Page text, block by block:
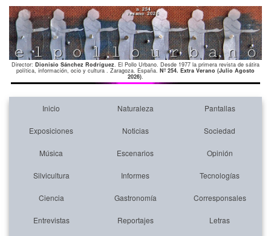
Director: Dionisio Sánchez Rodríguez. El Pollo Urbano. Desde 1977 la primera revista de sátira
política, información, ocio y cultura . Zaragoza. España. Nº 254. Extra Verano (Julio Agosto
2026).
Inicio Naturaleza Pantallas
Exposiciones Noticias Sociedad
Música Escenarios Opinión
Silvicultura Informes Tecnologías
Ciencia Gastronomía Corresponsales
Entrevistas Reportajes Letras